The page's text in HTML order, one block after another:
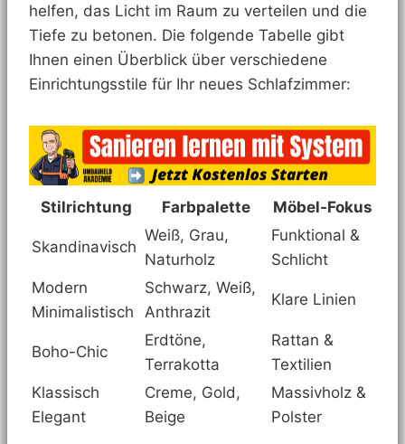
helfen, das Licht im Raum zu verteilen und die
Tiefe zu betonen. Die folgende Tabelle gibt
Ihnen einen Überblick über verschiedene
Einrichtungsstile für Ihr neues Schlafzimmer:
Stilrichtung Farbpalette Möbel-Fokus
Skandinavisch
Weiß, Grau,
Naturholz
Funktional &
Schlicht
Modern
Minimalistisch
Schwarz, Weiß,
Anthrazit
Klare Linien
Boho-Chic
Erdtöne,
Terrakotta
Rattan &
Textilien
Klassisch
Elegant
Creme, Gold,
Beige
Massivholz &
Polster